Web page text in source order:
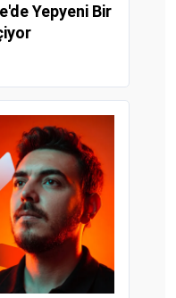
Yepyeni Bir